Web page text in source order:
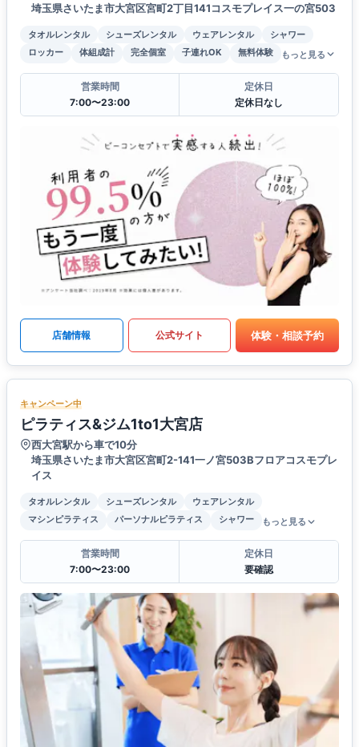
埼玉県さいたま市大宮区宮町2丁目141コスモプレイス一の宮503
タオルレンタル シューズレンタル ウェアレンタル
シャワー
ロッカー
体組成計 完全個室 子連れOK 無料体験 もっと見る
営業時間
7:00〜23:00
定休日
定休日なし
店舗情報 公式サイト 体験・相談予約
キャンペーン中
ピラティス&ジム1to1大宮店
西大宮駅から車で10分
埼玉県さいたま市大宮区宮町2-141一ノ宮503Bフロアコスモプレ
イス
タオルレンタル シューズレンタル
ウェアレンタル
マシンピラティス
パーソナルピラティス シャワー もっと見る
営業時間
7:00〜23:00
定休日
要確認